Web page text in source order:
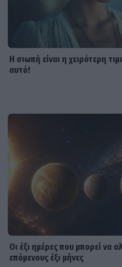
Η σιωπή είναι η χειρότερη
αυτό!
Οι έξι ημέρες που μπορεί να
επόμενους έξι μήνες